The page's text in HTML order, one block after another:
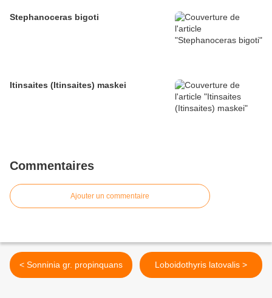
Stephanoceras bigoti
Itinsaites (Itinsaites) maskei
Commentaires
Ajouter un commentaire
< Sonninia gr. propinquans Loboidothyris latovalis >